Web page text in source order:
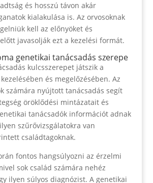
és hosszú távon akár
kialakulása is. Az orvosoknak
kell az előnyöket és
javasolják ezt a kezelési formát.
genetikai tanácsadás szerepe
kulcsszerepet játszik a
és megelőzésében. Az
számára nyújtott tanácsadás segít
öröklődési mintázatait és
tanácsadók információt adnak
szűrővizsgálatokra van
családtagoknak.
fontos hangsúlyozni az érzelmi
sok család számára nehéz
ilyen súlyos diagnózist. A genetikai